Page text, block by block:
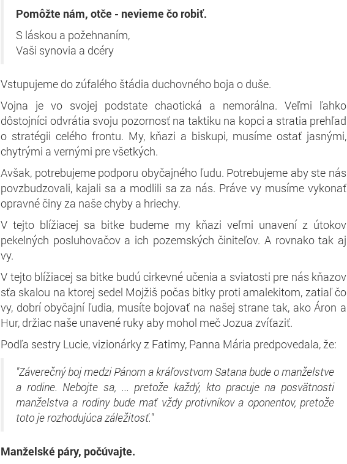
Pomôžte nám, otče - nevieme čo robiť.
S láskou a požehnaním,
Vaši synovia a dcéry
Vstupujeme do zúfalého štádia duchovného boja o duše.
Vojna je vo svojej podstate chaotická a nemorálna. Veľmi ľahko
dôstojníci odvrátia svoju pozornosť na taktiku na kopci a stratia prehľad
o stratégii celého frontu. My, kňazi a biskupi, musíme ostať jasnými,
chytrými a vernými pre všetkých.
Avšak, potrebujeme podporu obyčajného ľudu. Potrebujeme aby ste nás
povzbudzovali, kajali sa a modlili sa za nás. Práve vy musíme vykonať
opravné činy za naše chyby a hriechy.
V tejto blížiacej sa bitke budeme my kňazi veľmi unavení z útokov
pekelných posluhovačov a ich pozemských činiteľov. A rovnako tak aj
vy.
V tejto blížiacej sa bitke budú cirkevné učenia a sviatosti pre nás kňazov
sťa skalou na ktorej sedel Mojžiš počas bitky proti amalekitom, zatiaľ čo
vy, dobrí obyčajní ľudia, musíte bojovať na našej strane tak, ako Áron a
Hur, držiac naše unavené ruky aby mohol meč Jozua zvíťaziť.
Podľa sestry Lucie, vizionárky z Fatimy, Panna Mária predpovedala, že:
"Záverečný boj medzi Pánom a kráľovstvom Satana bude o manželstve
a rodine. Nebojte sa, ... pretože každý, kto pracuje na posvätnosti
manželstva a rodiny bude mať vždy protivníkov a oponentov, pretože
toto je rozhodujúca záležitosť."
Manželské páry, počúvajte.